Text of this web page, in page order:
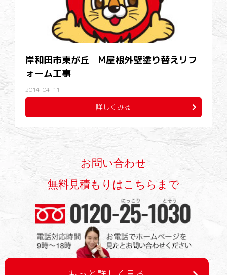
岸和田市東が丘 M屋根外壁塗り替えリフ
ォーム工事
2014-04-11
詳しくみる
お問い合わせ
無料見積もりはこちらまで